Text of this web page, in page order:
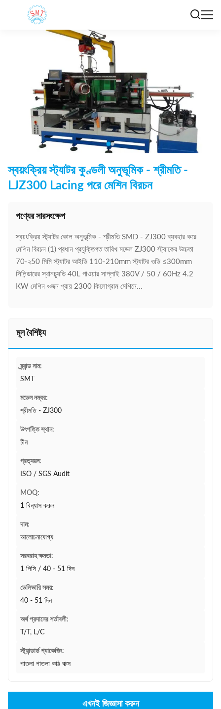
স্বয়ংক্রিয় স্ট্যাটর কুণ্ডলী অনুভূমিক - শ্রীমতি -
LJZ300 Lacing পরে মেশিন বিরচন
পণ্যের সারসংক্ষেপ
স্বয়ংক্রিয় স্ট্যাটর কোল অনুভূমিক - শ্রীমতি SMD - ZJ300 ব্যবহার করে
মেশিন বিরচন (1) প্রধান প্রযুক্তিগত তারিখ মডেল ZJ300 স্ট্যাকের উচ্চতা
70-২50 মিমি স্ট্যাটর আইডি 110-210mm স্ট্যাটর ওডি ≤300mm
সিলিন্ডারের স্থানচ্যুতি 40L পাওয়ার সাপ্লাই 380V / 50 / 60Hz 4.2
KW মেশিন ওজন প্রায় 2300 কিলোগ্রাম মেশিনে...
মূল বৈশিষ্ট্য
ব্র্যান্ড নাম:
SMT
মডেল নম্বর:
শ্রীমতি - ZJ300
উৎপত্তি স্থান:
চীন
প্রত্যয়ন:
ISO / SGS Audit
MOQ:
1 বিন্যাস করুন
দাম:
আলোচনাযোগ্য
সরবরাহ ক্ষমতা:
1 পিসি / 40 - 51 দিন
ডেলিভারি সময়:
40 - 51 দিন
অর্থ প্রদানের শর্তাবলী:
T/T, L/C
স্ট্যান্ডার্ড প্যাকেজিং:
পাতলা পাতলা কাঠ বাক্স
এখনই জিজ্ঞাসা করুন